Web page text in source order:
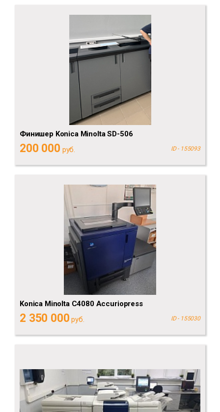
Финишер Konica Minolta SD-506
200 000 руб. ID - 155093
Konica Minolta C4080 Accuriopress
2 350 000 руб. ID - 155030